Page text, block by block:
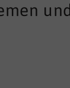
und